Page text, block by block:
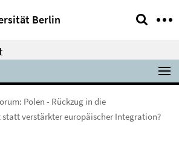
Berlin
Polen - Rückzug in die
verstärkter europäischer Integration?